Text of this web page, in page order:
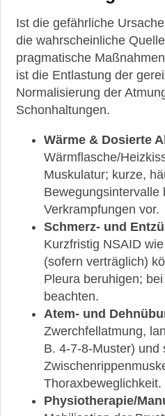
Ist die gefährliche
die wahrscheinliche
pragmatische
ist die Entlastung der
Normalisierung der
Schonhaltungen.
Wärme & Dosierte
Wärmflasche/
Muskulatur; kurze,
Bewegungsintervalle
Verkrampfungen vor.
Schmerz- und
Kurzfristig NSAID
(sofern verträglich)
Pleura beruhigen;
beachten.
Atem- und
Zwerchfellatmung,
B. 4-7-8-Muster) und
Thoraxbeweglichkeit.
Physiotherapie/